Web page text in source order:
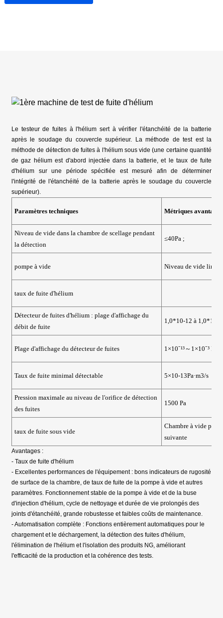
Le testeur de fuites à l'hélium sert à vérifier l'étanchéité de la batterie
après le soudage du couvercle supérieur. La méthode de test est la
méthode de détection de fuites à l'hélium sous vide (une certaine quantité
de gaz hélium est d'abord injectée dans la batterie, et le taux de fuite
d'hélium sur une période spécifiée est mesuré afin de déterminer
l'intégrité de l'étanchéité de la batterie après le soudage du couvercle
supérieur).
Paramètres techniques Métriques
Niveau de vide dans la chambre de scellage pendant
la détection
≤40Pa ;
pompe à vide Niveau de vide limite
taux de fuite d'hélium
Détecteur de fuites d'hélium : plage d'affichage du
débit de fuite
1,0*10-12 à 1,0*10-
Plage d'affichage du détecteur de fuites 1×10⁻¹³～1×10⁻³
Taux de fuite minimal détectable 5×10-13Pa·m3/s
Pression maximale au niveau de l'orifice de détection
des fuites
1500 Pa
taux de fuite sous vide
Chambre à vide
suivante
Avantages :
- Taux de fuite d'hélium
- Excellentes performances de l'équipement : bons indicateurs de rugosité
de surface de la chambre, de taux de fuite de la pompe à vide et autres
paramètres. Fonctionnement stable de la pompe à vide et de la buse
d'injection d'hélium, cycle de nettoyage et durée de vie prolongés des
joints d'étanchéité, grande robustesse et faibles coûts de maintenance.
- Automatisation complète : Fonctions entièrement automatiques pour le
chargement et le déchargement, la détection des fuites d'hélium,
l'élimination de l'hélium et l'isolation des produits NG, améliorant
l'efficacité de la production et la cohérence des tests.